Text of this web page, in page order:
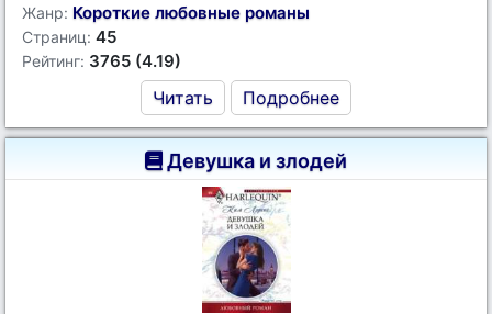
Жанр: Короткие любовные романы
Страниц: 45
Рейтинг: 3765 (4.19)
Читать Подробнее
Девушка и злодей